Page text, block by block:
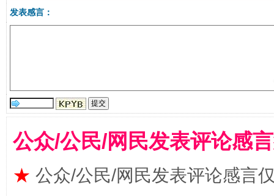
“刷贴”乱象丛生
揭批美国五大"原罪" "
发表感言：
公众/公民/网民发表评论感
★ 公众/公民/网民发表评论感言